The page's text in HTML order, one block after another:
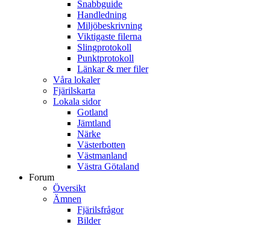
Snabbguide
Handledning
Miljöbeskrivning
Viktigaste filerna
Slingprotokoll
Punktprotokoll
Länkar & mer filer
Våra lokaler
Fjärilskarta
Lokala sidor
Gotland
Jämtland
Närke
Västerbotten
Västmanland
Västra Götaland
Forum
Översikt
Ämnen
Fjärilsfrågor
Bilder